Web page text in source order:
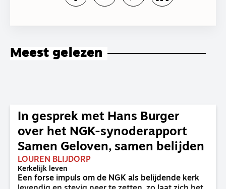
Meest gelezen
In gesprek met Hans Burger
over het NGK-synoderapport
Samen Geloven, samen belijden
LOUREN BLIJDORP
Kerkelijk leven
Een forse impuls om de NGK als belijdende kerk